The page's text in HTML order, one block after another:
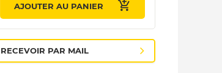
AJOUTER AU PANIER
RECEVOIR PAR MAIL